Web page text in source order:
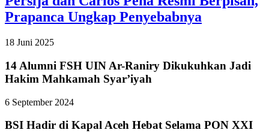
Prapanca Ungkap Penyebabnya
18 Juni 2025
14 Alumni FSH UIN Ar-Raniry Dikukuhkan Jadi
Hakim Mahkamah Syar’iyah
6 September 2024
BSI Hadir di Kapal Aceh Hebat Selama PON XXI